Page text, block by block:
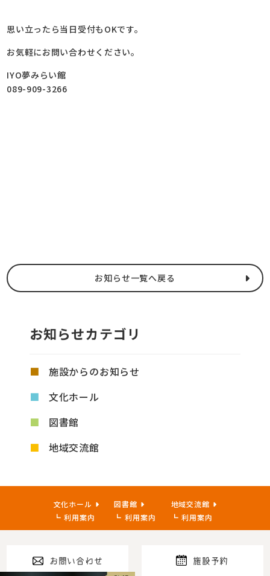
思い立ったら当日受付もOKです。
お気軽にお問い合わせください。
IYO夢みらい館
089-909-3266
お知らせ一覧へ戻る
お知らせカテゴリ
施設からのお知らせ
文化ホール
図書館
地域交流館
文化ホール
利用案内
図書館
利用案内
地域交流館
利用案内
お問い合わせ 施設予約